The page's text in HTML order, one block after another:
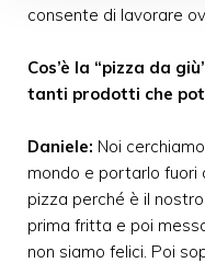
consente di lavorare
Cos’è la “pizza da
tanti prodotti che
Daniele: Noi
mondo e portarlo fuori
pizza perché è il
prima fritta e poi
non siamo felici. Poi